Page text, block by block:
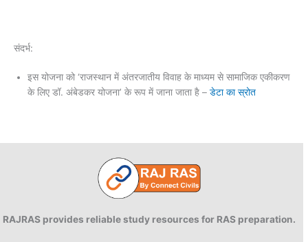
संदर्भ:
इस योजना को ‘राजस्थान में अंतरजातीय विवाह के माध्यम से सामाजिक एकीकरण
के लिए डॉ. अंबेडकर योजना’ के रूप में जाना जाता है – डेटा का स्रोत
RAJRAS provides reliable study resources for RAS preparation.